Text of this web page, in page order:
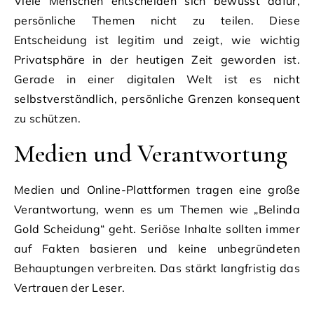
persönliche Themen nicht zu teilen. Diese
Entscheidung ist legitim und zeigt, wie wichtig
Privatsphäre in der heutigen Zeit geworden ist.
Gerade in einer digitalen Welt ist es nicht
selbstverständlich, persönliche Grenzen konsequent
zu schützen.
Medien und Verantwortung
Medien und Online-Plattformen tragen eine große
Verantwortung, wenn es um Themen wie „Belinda
Gold Scheidung“ geht. Seriöse Inhalte sollten immer
auf Fakten basieren und keine unbegründeten
Behauptungen verbreiten. Das stärkt langfristig das
Vertrauen der Leser.